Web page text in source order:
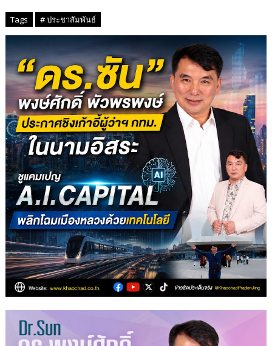
Tags # ประชาสัมพันธ์